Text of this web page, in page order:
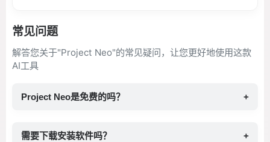
常见问题
解答您关于"Project Neo"的常见疑问，让您更好地使用这款
AI工具
Project Neo是免费的吗？ +
需要下载安装软件吗？ +